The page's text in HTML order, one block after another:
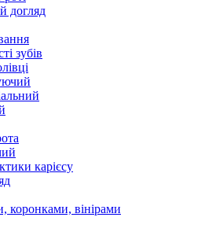
догляд
зубів
карієсу
коронками, вінірами